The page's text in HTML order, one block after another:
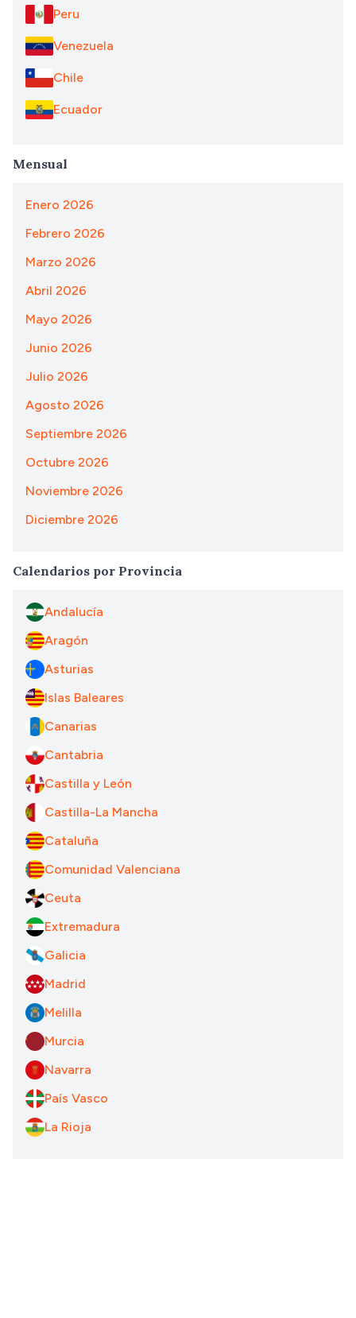
Peru
Venezuela
Chile
Ecuador
Mensual
Enero 2026
Febrero 2026
Marzo 2026
Abril 2026
Mayo 2026
Junio 2026
Julio 2026
Agosto 2026
Septiembre 2026
Octubre 2026
Noviembre 2026
Diciembre 2026
Calendarios por Provincia
Andalucía
Aragón
Asturias
Islas Baleares
Canarias
Cantabria
Castilla y León
Castilla-La Mancha
Cataluña
Comunidad Valenciana
Ceuta
Extremadura
Galicia
Madrid
Melilla
Murcia
Navarra
País Vasco
La Rioja